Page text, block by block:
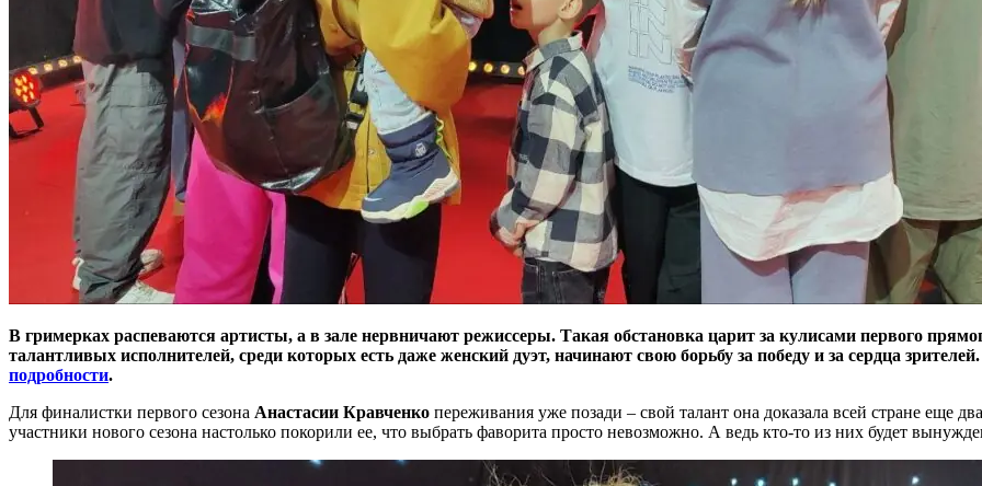
В гримерках распеваются артисты, а в зале нервничают режиссеры. Такая обстановка царит за кулисами первого
талантливых исполнителей, среди которых есть даже женский дуэт, начинают свою борьбу за победу и за сердца
подробности.
Для финалистки первого сезона Анастасии Кравченко переживания уже позади – свой талант она доказала всей стране еще
участники нового сезона настолько покорили ее, что выбрать фаворита просто невозможно. А ведь кто-то из них будет